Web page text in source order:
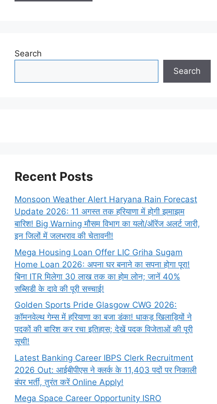
Search
Search
Recent Posts
Monsoon Weather Alert Haryana Rain Forecast
Update 2026: 11 अगस्त तक हरियाणा में होगी झमाझम
बारिश! Big Warning मौसम विभाग का यलो/ऑरेंज अलर्ट जारी,
इन जिलों में जलभराव की चेतावनी!
Mega Housing Loan Offer LIC Griha Sugam
Home Loan 2026: अपना घर बनाने का सपना होगा पूरा!
बिना ITR मिलेगा 30 लाख तक का होम लोन; जानें 40%
सब्सिडी के दावे की पूरी सच्चाई!
Golden Sports Pride Glasgow CWG 2026:
कॉमनवेल्थ गेम्स में हरियाणा का बजा डंका! धाकड़ खिलाड़ियों ने
पदकों की बारिश कर रचा इतिहास; देखें पदक विजेताओं की पूरी
सूची!
Latest Banking Career IBPS Clerk Recruitment
2026 Out: आईबीपीएस ने क्लर्क के 11,403 पदों पर निकाली
बंपर भर्ती, तुरंत करें Online Apply!
Mega Space Career Opportunity ISRO